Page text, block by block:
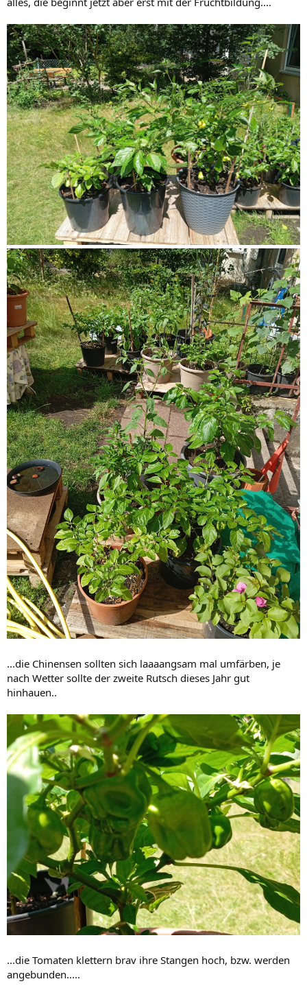
...die Chinensen sollten sich laaaangsam mal umfärben, je
nach Wetter sollte der zweite Rutsch dieses Jahr gut
hinhauen..
...die Tomaten klettern brav ihre Stangen hoch, bzw. werden
angebunden.....